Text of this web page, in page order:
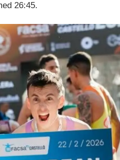
26:45.